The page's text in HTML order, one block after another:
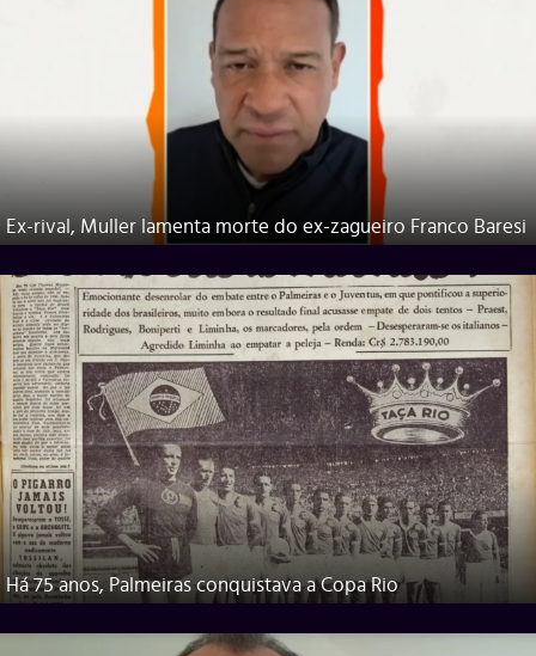
Ex-rival, Muller lamenta morte do ex-zagueiro Franco Baresi
Há 75 anos, Palmeiras conquistava a Copa Rio